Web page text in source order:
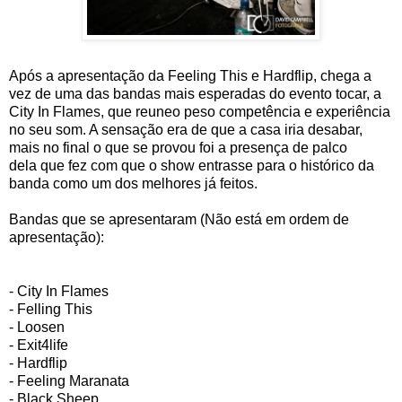
Após a apresentação da Feeling This e Hardflip, chega a
vez de uma das bandas mais esperadas do evento tocar, a
City In Flames, que reuneo peso competência e experiência
no seu som. A sensação era de que a casa iria desabar,
mais no final o que se provou foi a presença de palco
dela que fez com que o show entrasse para o histórico da
banda como um dos melhores já feitos.
Bandas que se apresentaram (Não está em ordem de
apresentação):
- City In Flames
- Felling This
- Loosen
- Exit4life
- Hardflip
- Feeling Maranata
- Black Sheep